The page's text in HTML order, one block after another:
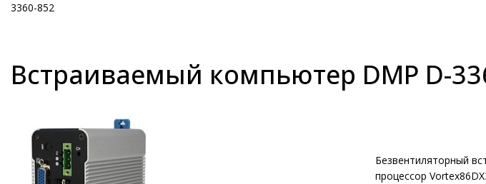
3360-852
Встраиваемый компьютер DMP D-
Безвентиляторный
процессор